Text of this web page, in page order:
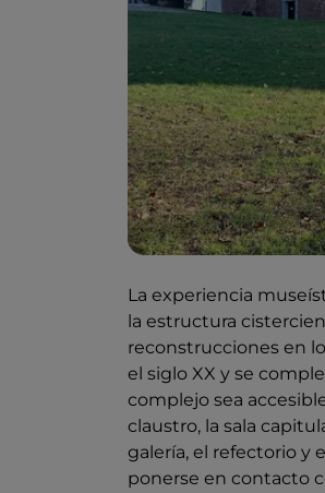
La experiencia
la estructura
reconstrucciones en
el siglo XX y se
complejo sea
claustro, la sala
galería, el refectorio y
ponerse en contacto